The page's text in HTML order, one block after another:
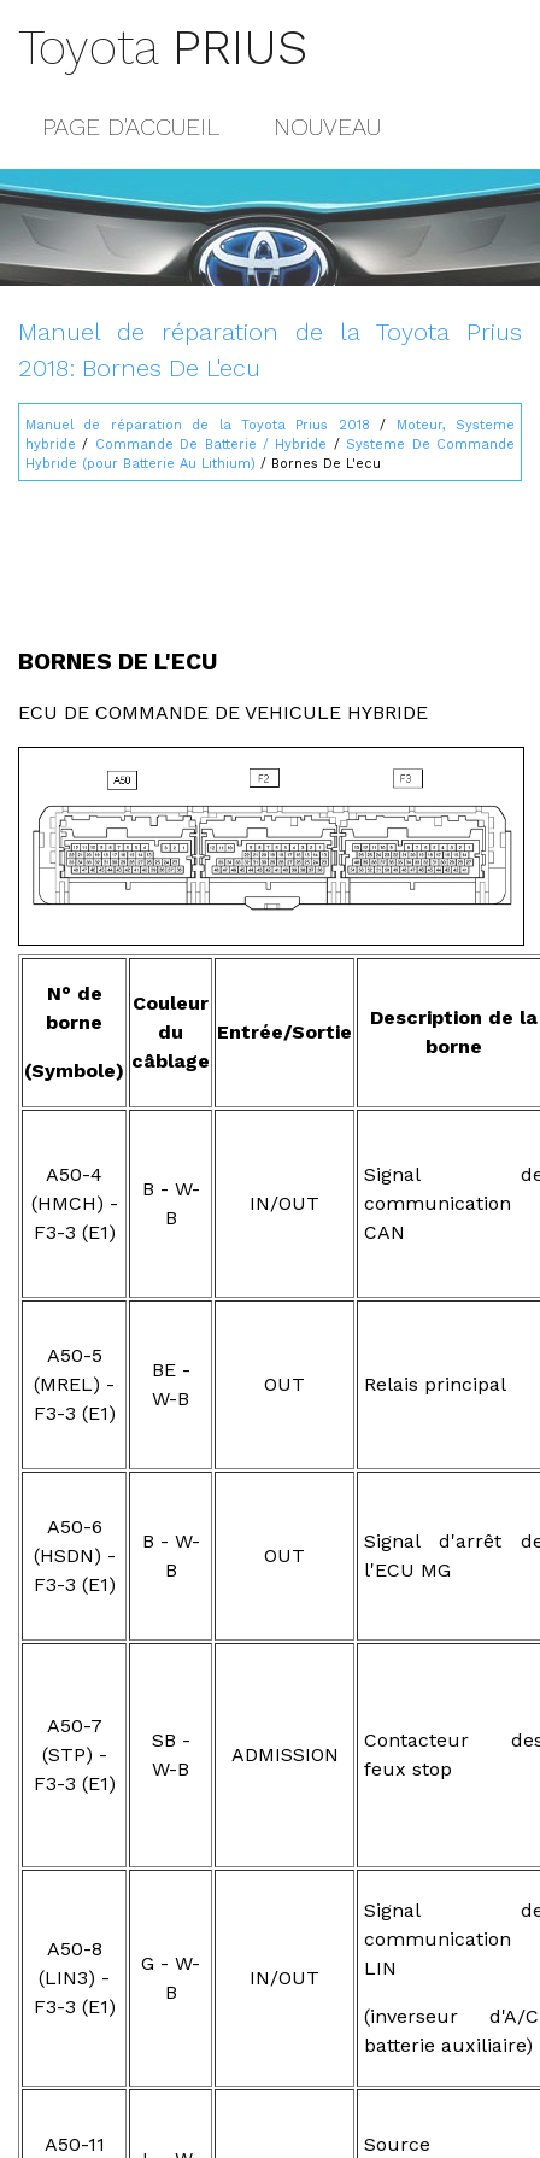
Toyota PRIUS
PAGE D'ACCUEIL NOUVEAU
POPULAIRE
CONTACTS
Manuel de réparation de la Toyota Prius
2018: Bornes De L'ecu
Manuel de réparation de la Toyota Prius 2018 /
Moteur, Systeme
hybride / Commande De Batterie / Hybride / Systeme De Commande
Hybride (pour Batterie Au Lithium) / Bornes De L'ecu
BORNES DE L'ECU
ECU DE COMMANDE DE VEHICULE HYBRIDE
N° de
borne
(Symbole)
Couleur
du
câblage
Entrée/Sortie
Description de la
borne
A50-4
(HMCH) -
F3-3 (E1)
B - W-
B
IN/OUT
Signal
communication
CAN
A50-5
(MREL) -
F3-3 (E1)
BE -
W-B
OUT Relais principal
A50-6
(HSDN) -
F3-3 (E1)
B - W-
B
OUT
Signal d'arrêt
l'ECU MG
A50-7
(STP) -
F3-3 (E1)
SB -
W-B
ADMISSION
Contacteur
feux stop
A50-8
(LIN3) -
F3-3 (E1)
G - W-
B
IN/OUT
Signal
communication
LIN
(inverseur d'A/
batterie auxiliaire)
A50-11
Source